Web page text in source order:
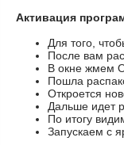
Активация
Для того,
После вам
В окне жмем
Пошла
Откроется
Дальше идет
По итогу
Запускаем с